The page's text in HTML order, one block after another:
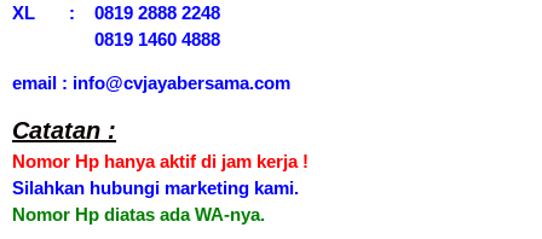
XL : 0819 2888 2248
0819 1460 4888
email : info@cvjayabersama.com
Catatan :
Nomor Hp hanya aktif di jam kerja !
Silahkan hubungi marketing kami.
Nomor Hp diatas ada WA-nya.